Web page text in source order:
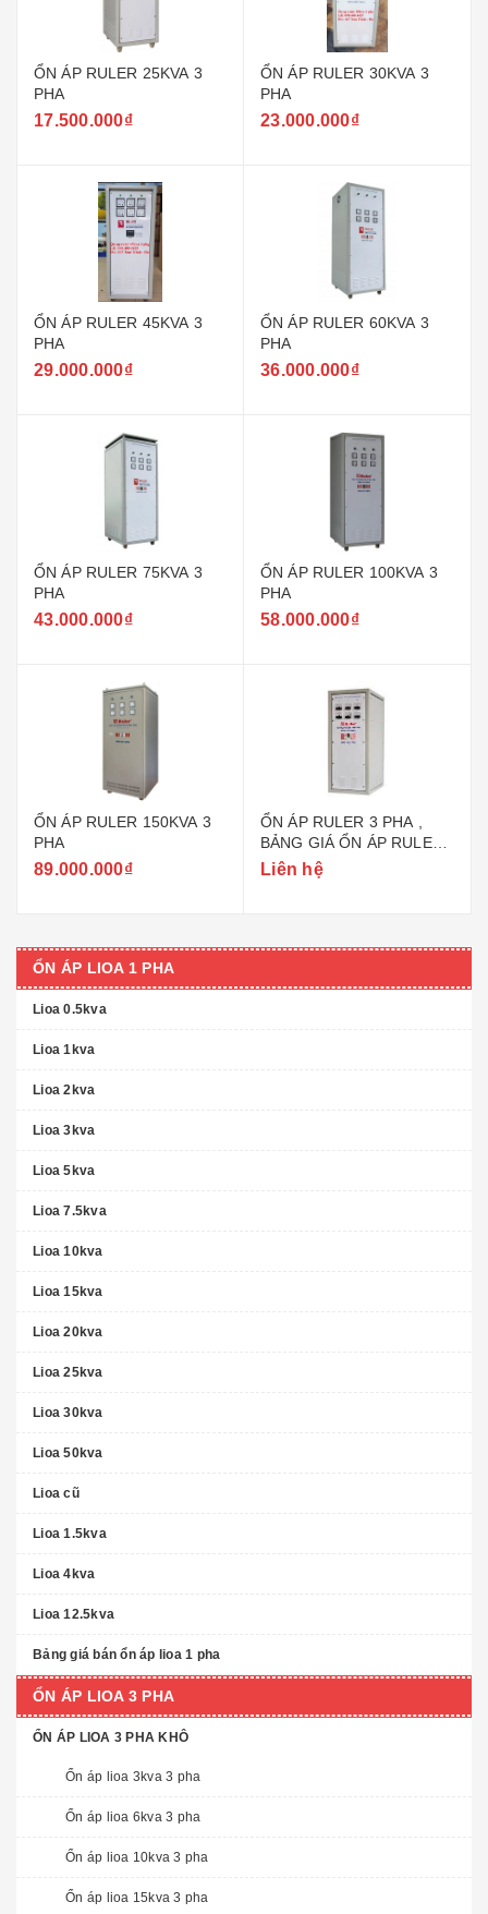
ỔN ÁP RULER 25KVA 3
PHA
17.500.000₫
ỔN ÁP RULER 30KVA 3
PHA
23.000.000₫
ỔN ÁP RULER 45KVA 3
PHA
29.000.000₫
ỔN ÁP RULER 60KVA 3
PHA
36.000.000₫
ỔN ÁP RULER 75KVA 3
PHA
43.000.000₫
ỔN ÁP RULER 100KVA 3
PHA
58.000.000₫
ỔN ÁP RULER 150KVA 3
PHA
89.000.000₫
ỔN ÁP RULER 3 PHA ,
BẢNG GIÁ ỔN ÁP RULER
1 PHA, 3 PHA
Liên hệ
ỔN ÁP LIOA 1 PHA
Lioa 0.5kva
Lioa 1kva
Lioa 2kva
Lioa 3kva
Lioa 5kva
Lioa 7.5kva
Lioa 10kva
Lioa 15kva
Lioa 20kva
Lioa 25kva
Lioa 30kva
Lioa 50kva
Lioa cũ
Lioa 1.5kva
Lioa 4kva
Lioa 12.5kva
Bảng giá bán ổn áp lioa 1 pha
ỔN ÁP LIOA 3 PHA
ỔN ÁP LIOA 3 PHA KHÔ
Ổn áp lioa 3kva 3 pha
Ổn áp lioa 6kva 3 pha
Ổn áp lioa 10kva 3 pha
Ổn áp lioa 15kva 3 pha